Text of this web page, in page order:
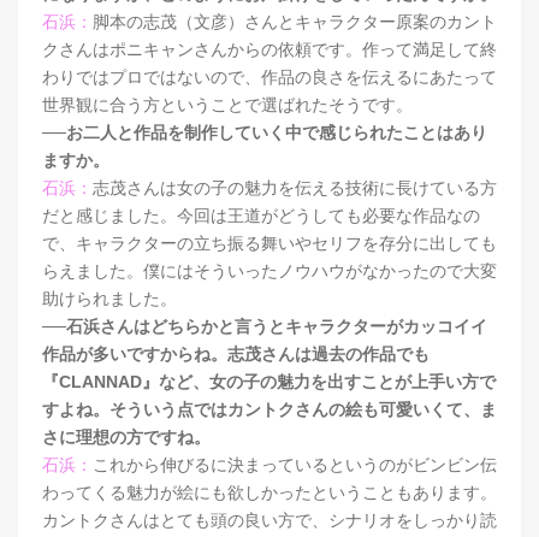
石浜： 脚本の志茂（文彦）さんとキャラクター原案のカント
クさんはポニキャンさんからの依頼です。作って満足して終
わりではプロではないので、作品の良さを伝えるにあたって
世界観に合う方ということで選ばれたそうです。
──お二人と作品を制作していく中で感じられたことはあり
ますか。
石浜： 志茂さんは女の子の魅力を伝える技術に長けている方
だと感じました。今回は王道がどうしても必要な作品なの
で、キャラクターの立ち振る舞いやセリフを存分に出しても
らえました。僕にはそういったノウハウがなかったので大変
助けられました。
──石浜さんはどちらかと言うとキャラクターがカッコイイ
作品が多いですからね。志茂さんは過去の作品でも
『CLANNAD』など、女の子の魅力を出すことが上手い方で
すよね。そういう点ではカントクさんの絵も可愛いくて、ま
さに理想の方ですね。
石浜： これから伸びるに決まっているというのがビンビン伝
わってくる魅力が絵にも欲しかったということもあります。
カントクさんはとても頭の良い方で、シナリオをしっかり読